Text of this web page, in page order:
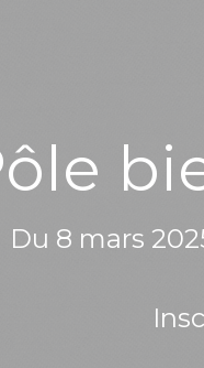
Du 8 mars